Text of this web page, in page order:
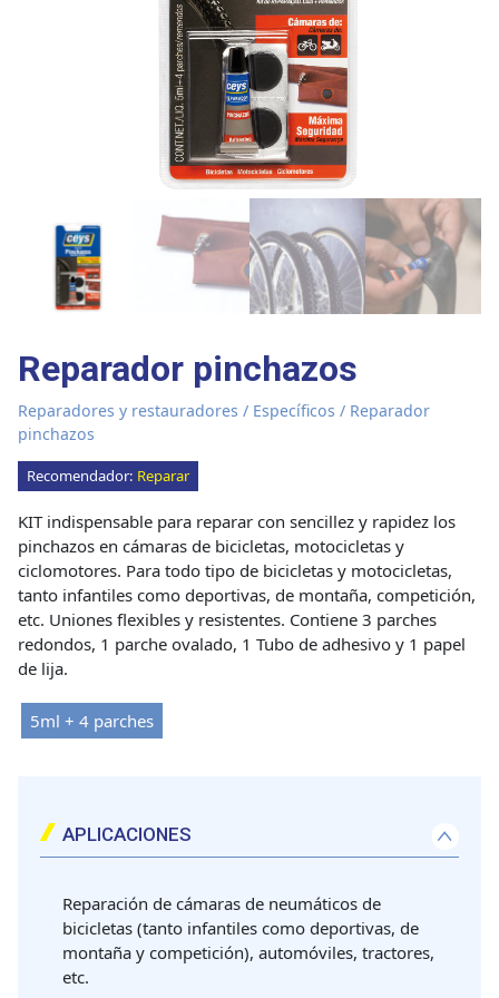
Reparador pinchazos
Reparadores y restauradores / Específicos / Reparador
pinchazos
Recomendador: Reparar
KIT indispensable para reparar con sencillez y rapidez los
pinchazos en cámaras de bicicletas, motocicletas y
ciclomotores. Para todo tipo de bicicletas y motocicletas,
tanto infantiles como deportivas, de montaña, competición,
etc. Uniones flexibles y resistentes. Contiene 3 parches
redondos, 1 parche ovalado, 1 Tubo de adhesivo y 1 papel
de lija.
5ml + 4 parches
APLICACIONES
Reparación de cámaras de neumáticos de
bicicletas (tanto infantiles como deportivas, de
montaña y competición), automóviles, tractores,
etc.